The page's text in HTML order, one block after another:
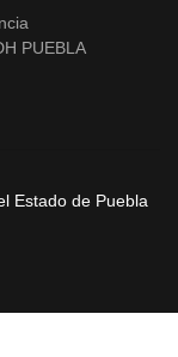
PUEBLA
Estado de Puebla